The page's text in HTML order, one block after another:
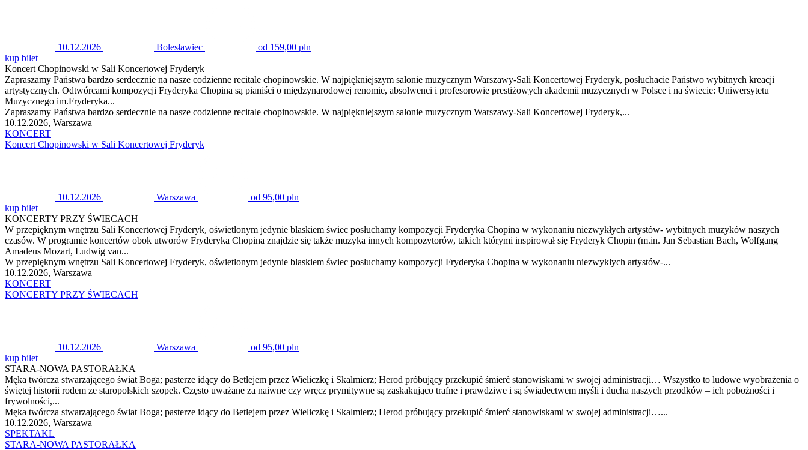
10.12.2026 Bolesławiec
od 159,00 pln
kup bilet
Koncert Chopinowski w Sali Koncertowej Fryderyk
Zapraszamy Państwa bardzo serdecznie na nasze codzienne recitale chopinowskie. W najpiękniejszym salonie muzycznym Warszawy-Sali Koncertowej Fryderyk, posłuchacie Państwo wybitnych kreacji
artystycznych. Odtwórcami kompozycji Fryderyka Chopina są pianiści o międzynarodowej renomie, absolwenci i profesorowie prestiżowych akademii muzycznych w Polsce i na świecie: Uniwersytetu
Muzycznego im.Fryderyka...
Zapraszamy Państwa bardzo serdecznie na nasze codzienne recitale chopinowskie. W najpiękniejszym salonie muzycznym Warszawy-Sali Koncertowej Fryderyk,...
10.12.2026, Warszawa
KONCERT
Koncert Chopinowski w Sali Koncertowej Fryderyk
10.12.2026 Warszawa
od 95,00 pln
kup bilet
KONCERTY PRZY ŚWIECACH
W przepięknym wnętrzu Sali Koncertowej Fryderyk, oświetlonym jedynie blaskiem świec posłuchamy kompozycji Fryderyka Chopina w wykonaniu niezwykłych artystów- wybitnych muzyków naszych
czasów. W programie koncertów obok utworów Fryderyka Chopina znajdzie się także muzyka innych kompozytorów, takich którymi inspirował się Fryderyk Chopin (m.in. Jan Sebastian Bach, Wolfgang
Amadeus Mozart, Ludwig van...
W przepięknym wnętrzu Sali Koncertowej Fryderyk, oświetlonym jedynie blaskiem świec posłuchamy kompozycji Fryderyka Chopina w wykonaniu niezwykłych artystów-...
10.12.2026, Warszawa
KONCERT
KONCERTY PRZY ŚWIECACH
10.12.2026 Warszawa
od 95,00 pln
kup bilet
STARA-NOWA PASTORAŁKA
Męka twórcza stwarzającego świat Boga; pasterze idący do Betlejem przez Wieliczkę i Skalmierz; Herod próbujący przekupić śmierć stanowiskami w swojej administracji… Wszystko to ludowe wyobrażenia o
świętej historii rodem ze staropolskich szopek. Często uważane za naiwne czy wręcz prymitywne są zaskakująco trafne i prawdziwe i są świadectwem myśli i ducha naszych przodków – ich pobożności i
frywolności,...
Męka twórcza stwarzającego świat Boga; pasterze idący do Betlejem przez Wieliczkę i Skalmierz; Herod próbujący przekupić śmierć stanowiskami w swojej administracji…...
10.12.2026, Warszawa
SPEKTAKL
STARA-NOWA PASTORAŁKA